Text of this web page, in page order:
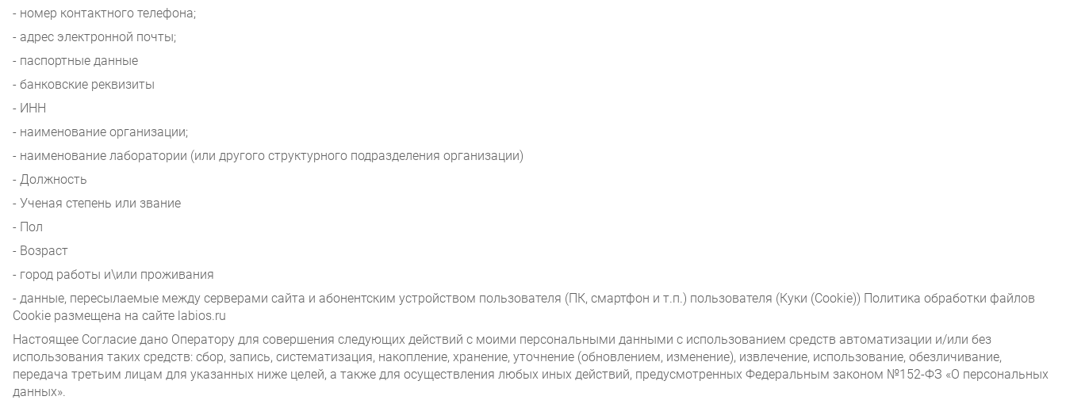
- номер контактного телефона;
- адрес электронной почты;
- паспортные данные
- банковские реквизиты
- ИНН
- наименование организации;
- наименование лаборатории (или другого структурного подразделения организации)
- Должность
- Ученая степень или звание
- Пол
- Возраст
- город работы и\или проживания
- данные, пересылаемые между серверами сайта и абонентским устройством пользователя (ПК, смартфон и т.п.) пользователя (Куки (Cookie)) Политика обработки файлов
Cookie размещена на сайте labios.ru
Настоящее Согласие дано Оператору для совершения следующих действий с моими персональными данными с использованием средств автоматизации и/или без
использования таких средств: сбор, запись, систематизация, накопление, хранение, уточнение (обновлением, изменение), извлечение, использование, обезличивание,
передача третьим лицам для указанных ниже целей, а также для осуществления любых иных действий, предусмотренных Федеральным законом №152-ФЗ «О персональных
данных».